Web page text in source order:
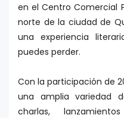
en el Centro Comercial
norte de la ciudad de
una experiencia
puedes perder.
Con la participación de
una amplia variedad
charlas,